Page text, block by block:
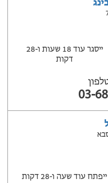
ייסגר עוד 18 שעות ‫ו-28
דקות
03-
ייפתח עוד שעה ‫ו-28 דקות